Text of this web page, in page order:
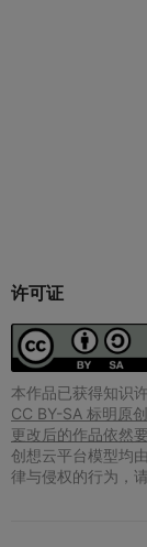
许可证
本作品已获得知识
CC BY-SA 标明原
更改后的作品依然
创想云平台模型均
律与侵权的行为，